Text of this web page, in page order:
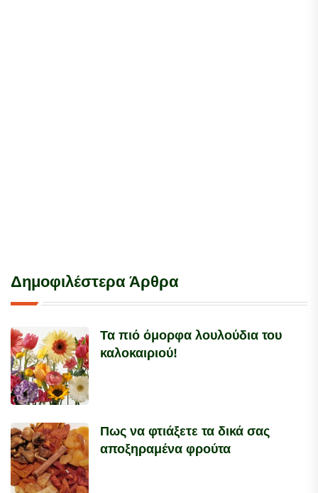
Δημοφιλέστερα Άρθρα
Τα πιό όμορφα λουλούδια του
καλοκαιριού!
Πως να φτιάξετε τα δικά σας
αποξηραμένα φρούτα